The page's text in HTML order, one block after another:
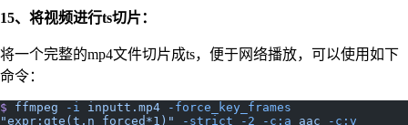
15、将视频进行ts切片：
将一个完整的mp4文件切片成ts，便于网络播放，可以使用如下
命令：
$ ffmpeg -i inputt.mp4 -force_key_frames
"expr:gte(t,n_forced*1)"
-strict -2 -c:a aac -c:v